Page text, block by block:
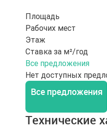
Площадь
Рабочих мест
Этаж
Ставка за м²/год
Все предложения
Нет доступных
Все предложения
Технические